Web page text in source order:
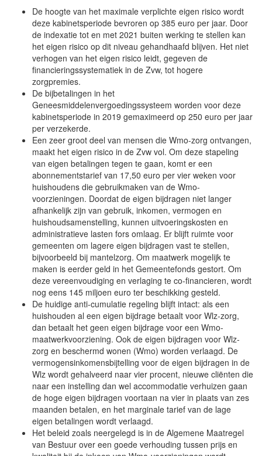
De hoogte van het maximale verplichte eigen risico wordt
deze kabinetsperiode bevroren op 385 euro per jaar. Door
de indexatie tot en met 2021 buiten werking te stellen kan
het eigen risico op dit niveau gehandhaafd blijven. Het niet
verhogen van het eigen risico leidt, gegeven de
financieringssystematiek in de Zvw, tot hogere
zorgpremies.
De bijbetalingen in het
Geneesmiddelenvergoedingssysteem worden voor deze
kabinetsperiode in 2019 gemaximeerd op 250 euro per jaar
per verzekerde.
Een zeer groot deel van mensen die Wmo-zorg ontvangen,
maakt het eigen risico in de Zvw vol. Om deze stapeling
van eigen betalingen tegen te gaan, komt er een
abonnementstarief van 17,50 euro per vier weken voor
huishoudens die gebruikmaken van de Wmo-
voorzieningen. Doordat de eigen bijdragen niet langer
afhankelijk zijn van gebruik, inkomen, vermogen en
huishoudsamenstelling, kunnen uitvoeringskosten en
administratieve lasten fors omlaag. Er blijft ruimte voor
gemeenten om lagere eigen bijdragen vast te stellen,
bijvoorbeeld bij mantelzorg. Om maatwerk mogelijk te
maken is eerder geld in het Gemeentefonds gestort. Om
deze vereenvoudiging en verlaging te co-financieren, wordt
nog eens 145 miljoen euro ter beschikking gesteld.
De huidige anti-cumulatie regeling blijft intact: als een
huishouden al een eigen bijdrage betaalt voor Wlz-zorg,
dan betaalt het geen eigen bijdrage voor een Wmo-
maatwerkvoorziening. Ook de eigen bijdragen voor Wlz-
zorg en beschermd wonen (Wmo) worden verlaagd. De
vermogensinkomensbijtelling voor de eigen bijdragen in de
Wlz wordt gehalveerd naar vier procent, nieuwe cliënten die
naar een instelling dan wel accommodatie verhuizen gaan
de hoge eigen bijdragen voortaan na vier in plaats van zes
maanden betalen, en het marginale tarief van de lage
eigen betalingen wordt verlaagd.
Het beleid zoals neergelegd is in de Algemene Maatregel
van Bestuur over een goede verhouding tussen prijs en